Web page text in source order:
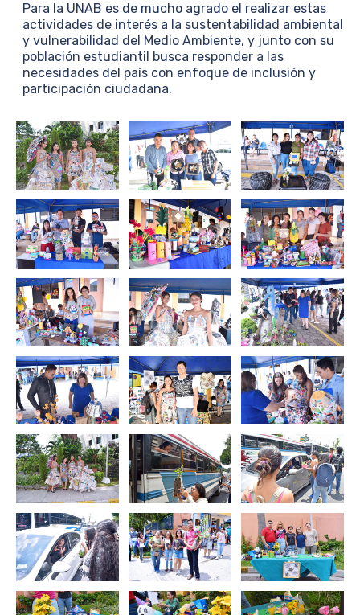
Para la UNAB es de mucho agrado el realizar estas
actividades de interés a la sustentabilidad ambiental
y vulnerabilidad del Medio Ambiente, y junto con su
población estudiantil busca responder a las
necesidades del país con enfoque de inclusión y
participación ciudadana.